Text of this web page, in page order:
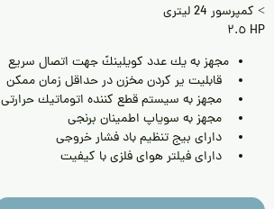
> كمپرسور 24 ليترى
HP ٢.٥
مجهز به يك عدد كويلينكً جهت اتصال سريع
قابليت ير كردن مخزن در حداقل زمان ممكن
مجهز به سيستم قطع كننده اتوماتيك حرارتى
مجهز به سوياپ اطمينان برنجى
داراى بيج تنظيم باد فشار خروجى
داراى فيلتر هواى فلزى با كيفيت